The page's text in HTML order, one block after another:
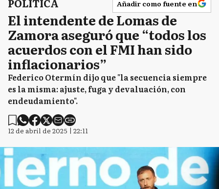
POLÍTICA Añadir como fuente en
El intendente de Lomas de
Zamora aseguró que “todos los
acuerdos con el FMI han sido
inflacionarios”
Federico Otermín dijo que "la secuencia siempre
es la misma: ajuste, fuga y devaluación, con
endeudamiento".
12 de abril de 2025 | 22:11